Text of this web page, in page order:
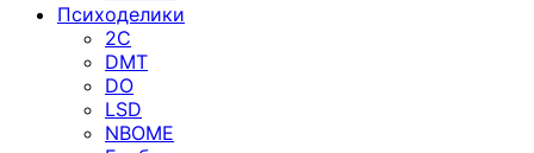
Психоделики
2C
DMT
DO
LSD
NBOME